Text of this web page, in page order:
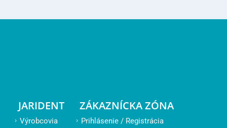
JARIDENT
Výrobcovia
ZÁKAZNÍCKA ZÓNA
Prihlásenie / Registrácia